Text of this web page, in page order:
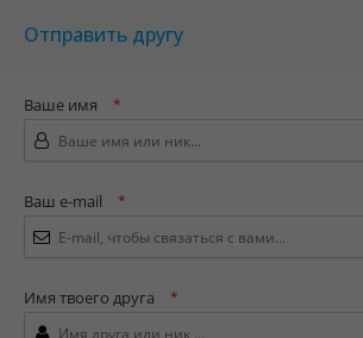
Отправить другу
Ваше имя *
Ваш e-mail *
Имя твоего друга *